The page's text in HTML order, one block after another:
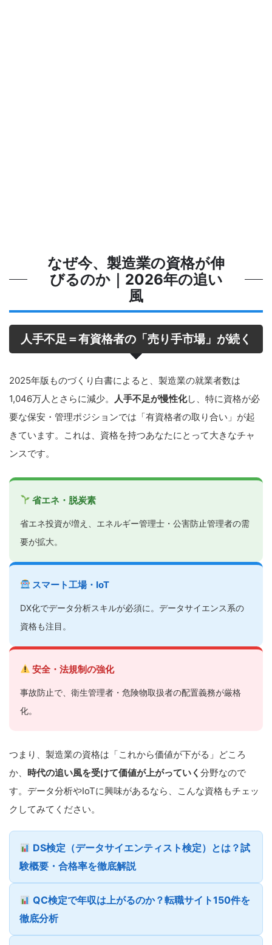
なぜ今、製造業の資格が伸
びるのか｜2026年の追い
風
人手不足＝有資格者の「売り手市場」が続く
2025年版ものづくり白書によると、製造業の就業者数は
1,046万人とさらに減少。
人手不足が慢性化し、特に資格が必
要な保安・管理ポジションでは「有資格者の取り合い」が起
きています。これは、資格を持つあなたにとって大きなチャ
ンスです。
省エネ・脱炭素
省エネ投資が増え、エネルギー管理士・公害防止管理者の需
要が拡大。
スマート工場・IoT
DX化でデータ分析スキルが必須に。データサイエンス系の
資格も注目。
安全・法規制の強化
事故防止で、衛生管理者・危険物取扱者の配置義務が厳格
化。
つまり、製造業の資格は「これから価値が下がる」どころ
か、 時代の追い風を受けて価値が上がっていく 分野なので
す。データ分析やIoTに興味があるなら、こんな資格もチェッ
クしてみてください。
DS検定（データサイエンティスト検定）とは？試
験概要・合格率を徹底解説
QC検定で年収は上がるのか？転職サイト150件を
徹底分析